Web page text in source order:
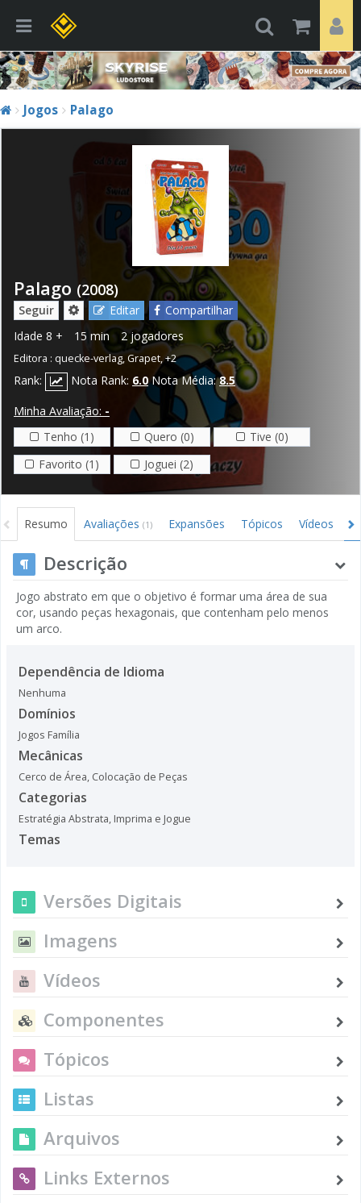
Jogos Palago
Palago (2008)
Seguir Editar
Compartilhar
Idade 8 + 15 min 2 jogadores
Editora : quecke-verlag,Grapet,+2
Rank: Nota Rank: 6.0 Nota Média:8.5
Minha Avaliação: -
Tenho (1)
Quero (0)
Tive (0)
Favorito (1)
Joguei (2)
Resumo Avaliações (1) Expansões Tópicos Vídeos
Descrição
Jogo abstrato em que o objetivo é formar uma área de sua
cor, usando peças hexagonais, que contenham pelo menos
um arco.
Dependência de Idioma
Nenhuma
Domínios
Jogos Família
Mecânicas
Cerco de Área, Colocação de Peças
Categorias
Estratégia Abstrata, Imprima e Jogue
Temas
Versões Digitais
Imagens
Vídeos
Componentes
Tópicos
Listas
Arquivos
Links Externos